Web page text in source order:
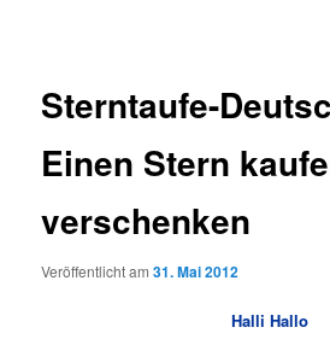
Sterntaufe-
Einen Stern
verschenken
Veröffentlicht am31. Mai 2012
Halli Hallo